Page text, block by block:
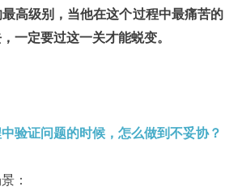
高级别，当他在这个过程中最痛苦的
一定要过这一关才能蜕变。
验证问题的时候，怎么做到不妥协？
：